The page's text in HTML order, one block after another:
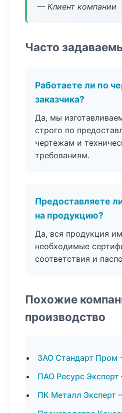
— Клиент компании
Часто
Работаете ли по
заказчика?
Да, мы
строго по
чертежам и
требованиям.
Предоставляете
на продукцию?
Да, вся продукция
необходимые
соответствия и
Похожие
производство
ЗАО Стандарт Пром
ПАО Ресурс
ПК Металл Эксперт